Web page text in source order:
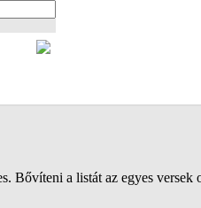
Bővíteni a listát az egyes versek